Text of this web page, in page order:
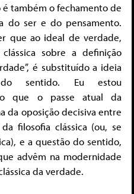
é também o fechamento de
do ser e do pensamento.
que ao ideal de verdade,
sobre a definição
é substituído a ideia
sentido. Eu estou
que o passe atual da
da oposição decisiva entre
filosofia clássica (ou, se
e a questão do sentido,
advêm na modernidade
da verdade.